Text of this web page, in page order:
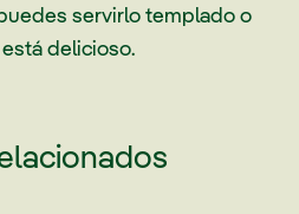
servirlo templado o
delicioso.